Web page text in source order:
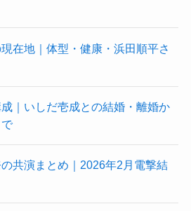
在地｜体型・健康・浜田順平さ
｜いしだ壱成との結婚・離婚か
共演まとめ｜2026年2月電撃結